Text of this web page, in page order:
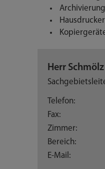
Herr Schmölz
Telefon:
Fax:
Zimmer:
Bereich:
E-Mail: